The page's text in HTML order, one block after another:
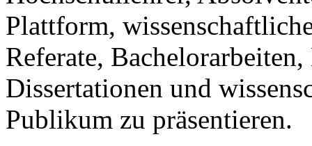
Plattform,
Referate,
Dissertationen und
Publikum zu präsentieren.